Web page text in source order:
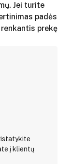
Jei turite
padės
prekę
į klientų